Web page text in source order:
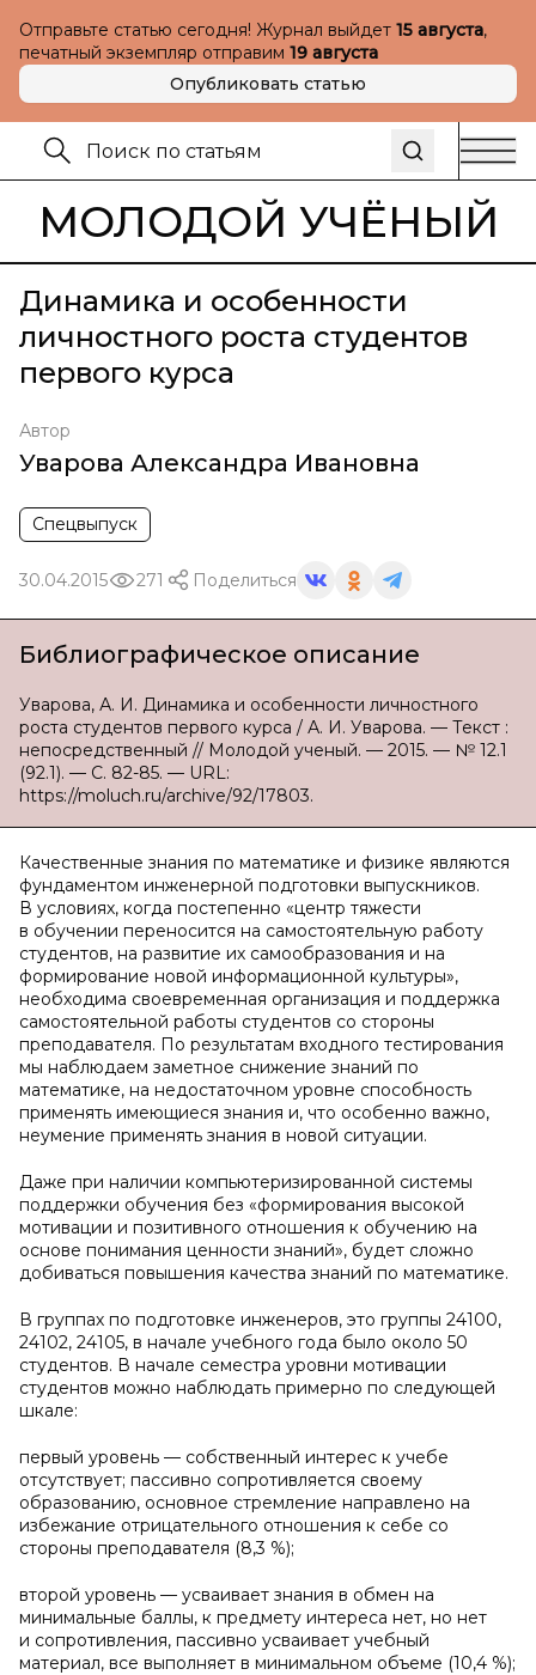
Отправьте статью сегодня! Журнал выйдет 15 августа,
печатный экземпляр отправим 19 августа
Опубликовать статью
МОЛОДОЙ УЧЁНЫЙ
Динамика и особенности
личностного роста студентов
первого курса
Автор
Уварова Александра Ивановна
Спецвыпуск
30.04.2015 271 Поделиться
Библиографическое описание
Уварова, А. И. Динамика и особенности личностного
роста студентов первого курса / А. И. Уварова. — Текст :
непосредственный // Молодой ученый. — 2015. — № 12.1
(92.1). — С. 82-85. — URL:
https://moluch.ru/archive/92/17803.
Качественные знания по математике и физике являются
фундаментом инженерной подготовки выпускников.
В условиях, когда постепенно «центр тяжести
в обучении переносится на самостоятельную работу
студентов, на развитие их самообразования и на
формирование новой информационной культуры»,
необходима своевременная организация и поддержка
самостоятельной работы студентов со стороны
преподавателя. По результатам входного тестирования
мы наблюдаем заметное снижение знаний по
математике, на недостаточном уровне способность
применять имеющиеся знания и, что особенно важно,
неумение применять знания в новой ситуации.
Даже при наличии компьютеризированной системы
поддержки обучения без «формирования высокой
мотивации и позитивного отношения к обучению на
основе понимания ценности знаний», будет сложно
добиваться повышения качества знаний по математике.
В группах по подготовке инженеров, это группы 24100,
24102, 24105, в начале учебного года было около 50
студентов. В начале семестра уровни мотивации
студентов можно наблюдать примерно по следующей
шкале:
первый уровень — собственный интерес к учебе
отсутствует; пассивно сопротивляется своему
образованию, основное стремление направлено на
избежание отрицательного отношения к себе со
стороны преподавателя (8,3 %);
второй уровень — усваивает знания в обмен на
минимальные баллы, к предмету интереса нет, но нет
и сопротивления, пассивно усваивает учебный
материал, все выполняет в минимальном объеме (10,4 %);